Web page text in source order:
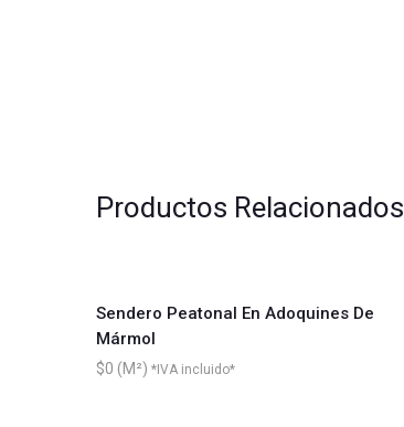
Productos Relacionados
Sendero Peatonal En Adoquines De
Mármol
$0 *IVA incluido*